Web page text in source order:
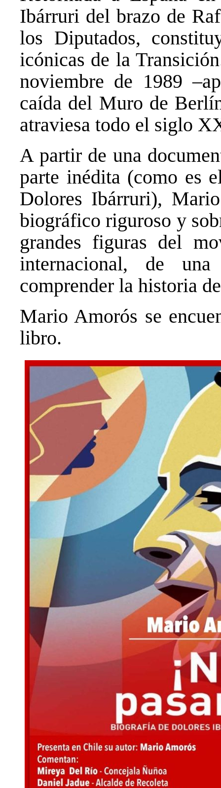
Ibárruri del brazo de
los Diputados,
icónicas de la
noviembre de 1989
caída del Muro de
atraviesa todo el siglo
A partir de una
parte inédita (como es
Dolores Ibárruri),
biográfico riguroso y
grandes figuras del
internacional, de una
comprender la historia
Mario Amorós se
libro.